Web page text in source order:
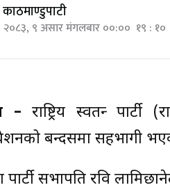
काठमाण्डुपाटी
२०८३, ९ असार मंगलबार ००:०० १९ :
– राष्ट्रिय स्वतन्त्र
बन्दसत्रमा सहभागी
पार्टी सभापति रवि